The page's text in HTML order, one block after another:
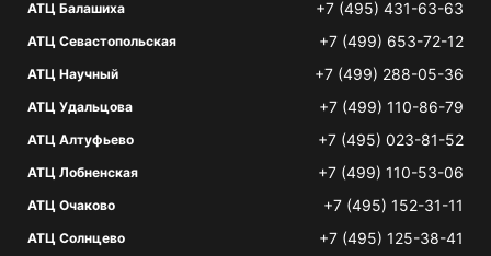
АТЦ Балашиха +7 (495) 431-63-63
АТЦ Севастопольская +7 (499) 653-72-12
АТЦ Научный +7 (499) 288-05-36
АТЦ Удальцова +7 (499) 110-86-79
АТЦ Алтуфьево +7 (495) 023-81-52
АТЦ Лобненская +7 (499) 110-53-06
АТЦ Очаково +7 (495) 152-31-11
АТЦ Солнцево +7 (495) 125-38-41